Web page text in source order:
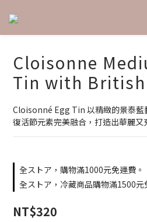
Cloisonne
Tin with British
Cloisonné Egg Tin 以精緻的景泰藍
復活節元素完美融合，打造出華麗又
全ストア，購物滿1000元免運費。
全ストア，冷藏商品購物滿1500元
NT$320